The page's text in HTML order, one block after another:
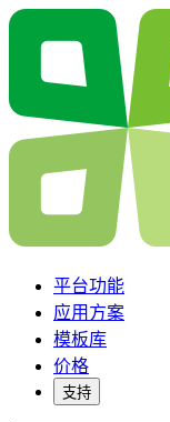
平台功能
应用方案
模板库
价格
支持